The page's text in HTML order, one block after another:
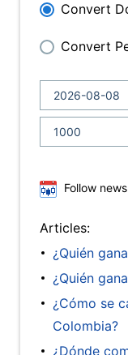
Convert
Convert
Follow
Articles:
¿Quién
¿Quién
¿Cómo se
Colombia?
¿Dónde